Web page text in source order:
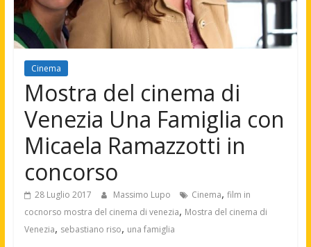
Cinema
Mostra del cinema di
Venezia Una Famiglia con
Micaela Ramazzotti in
concorso
28 Luglio 2017 Massimo Lupo Cinema, film in
cocnorso mostra del cinema di venezia, Mostra del cinema di
Venezia, sebastiano riso, una famiglia